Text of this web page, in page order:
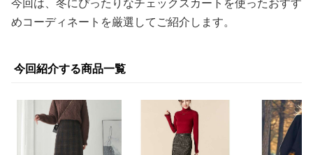
めコーディネートを厳選してご紹介します。
今回紹介する商品一覧